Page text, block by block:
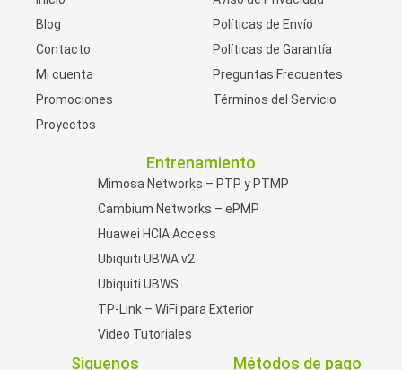
Blog
Contacto
Mi cuenta
Promociones
Proyectos
Políticas de Envío
Políticas de Garantía
Preguntas Frecuentes
Términos del Servicio
Entrenamiento
Mimosa Networks – PTP y PTMP
Cambium Networks – ePMP
Huawei HCIA Access
Ubiquiti UBWA v2
Ubiquiti UBWS
TP-Link – WiFi para Exterior
Video Tutoriales
Siguenos Métodos de pago